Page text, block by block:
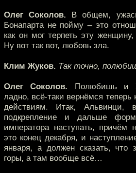
Олег Соколов. В общем,
Бонапарта не пойму – это
как он мог терпеть эту
Ну вот так вот, любовь зла.
Клим Жуков. Так точно,
Олег Соколов. Полюбишь и
ладно, всё-таки вернёмся
действиям. Итак, Альвинци,
подкрепление и дальше
императора наступать, причём
это конец декабря, и
января, а должен сказать, что
горы, а там вообще всё…